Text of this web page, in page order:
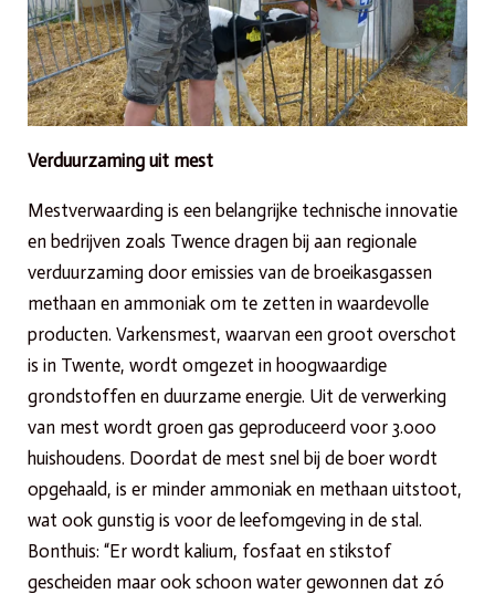
Verduurzaming uit mest
Mestverwaarding is een belangrijke technische innovatie
en bedrijven zoals Twence dragen bij aan regionale
verduurzaming door emissies van de broeikasgassen
methaan en ammoniak om te zetten in waardevolle
producten. Varkensmest, waarvan een groot overschot
is in Twente, wordt omgezet in hoogwaardige
grondstoffen en duurzame energie. Uit de verwerking
van mest wordt groen gas geproduceerd voor 3.000
huishoudens. Doordat de mest snel bij de boer wordt
opgehaald, is er minder ammoniak en methaan uitstoot,
wat ook gunstig is voor de leefomgeving in de stal.
Bonthuis: “Er wordt kalium, fosfaat en stikstof
gescheiden maar ook schoon water gewonnen dat zó